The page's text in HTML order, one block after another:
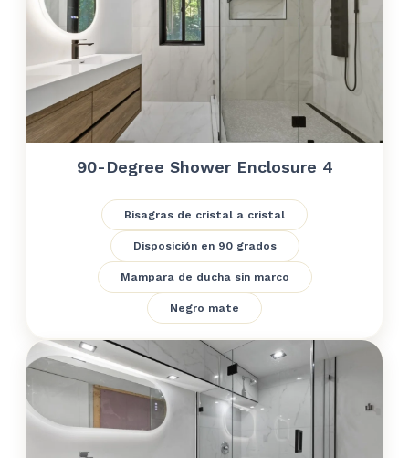
90-Degree Shower Enclosure 4
Bisagras de cristal a cristal
Disposición en 90 grados
Mampara de ducha sin marco
Negro mate